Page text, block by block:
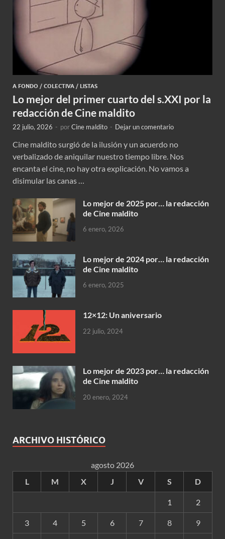
A FONDO / COLECTIVA / LISTAS
Lo mejor del primer cuarto del s.XXI por la
redacción de Cine maldito
22 julio, 2026 - porCine maldito - Dejar un comentario
Cine maldito surgió de la ilusión y un acuerdo no
verbalizado de aniquilar nuestro tiempo libre. Nos
encanta el cine, no hay otra explicación. No vamos a
disimular las canas …
Lo mejor de 2025 por… la redacción
de Cine maldito
6 enero, 2026
Lo mejor de 2024 por… la redacción
de Cine maldito
6 enero, 2025
12×12: Un aniversario
22 julio, 2024
Lo mejor de 2023 por… la redacción
de Cine maldito
20 enero, 2024
ARCHIVO HISTÓRICO
agosto 2026
L
M X J V S D
1 2
3 4 5 6 7 8 9